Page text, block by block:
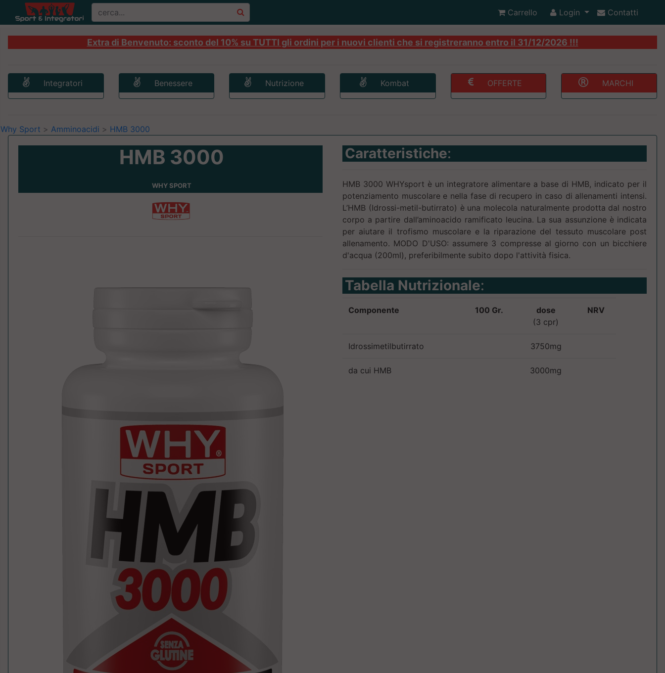
Carrello Login Contatti
Extra di Benvenuto: sconto del 10% su TUTTI gli ordini per i nuovi clienti che si registreranno entro il 31/12/2026 !!!
Integratori Benessere Nutrizione Kombat OFFERTE MARCHI
Why Sport > Amminoacidi > HMB 3000
HMB 3000
WHY SPORT
Caratteristiche:
HMB 3000 WHYsport è un integratore alimentare a base di HMB, indicato per il
potenziamento muscolare e nella fase di recupero in caso di allenamenti intensi.
L’HMB (Idrossi-metil-butirrato) è una molecola naturalmente prodotta dal nostro
corpo a partire dall’aminoacido ramificato leucina. La sua assunzione è indicata
per aiutare il trofismo muscolare e la riparazione del tessuto muscolare post
allenamento. MODO D'USO: assumere 3 compresse al giorno con un bicchiere
d'acqua (200ml), preferibilmente subito dopo l'attività fisica.
Tabella Nutrizionale:
Componente 100 Gr.
dose
(3 cpr)
NRV
Idrossimetilbutirrato 3750mg
da cui HMB 3000mg